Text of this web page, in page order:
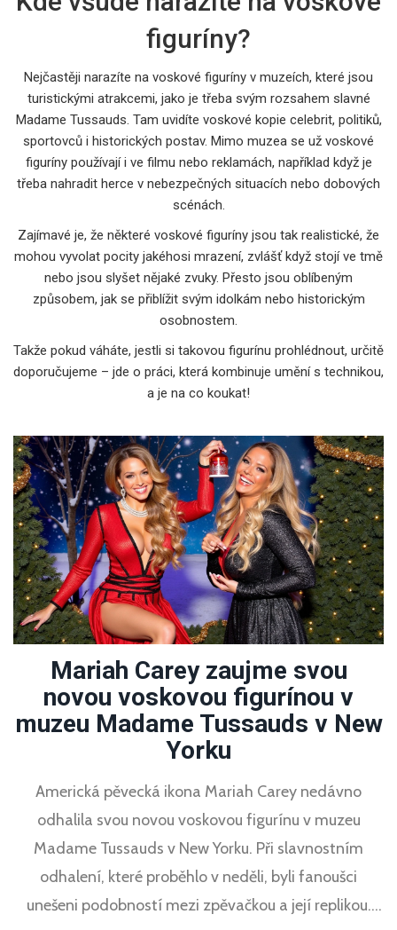
figuríny?
Nejčastěji narazíte na voskové figuríny v muzeích, které jsou
turistickými atrakcemi, jako je třeba svým rozsahem slavné
Madame Tussauds. Tam uvidíte voskové kopie celebrit, politiků,
sportovců i historických postav. Mimo muzea se už voskové
figuríny používají i ve filmu nebo reklamách, například když je
třeba nahradit herce v nebezpečných situacích nebo dobových
scénách.
Zajímavé je, že některé voskové figuríny jsou tak realistické, že
mohou vyvolat pocity jakéhosi mrazení, zvlášť když stojí ve tmě
nebo jsou slyšet nějaké zvuky. Přesto jsou oblíbeným
způsobem, jak se přiblížit svým idolkám nebo historickým
osobnostem.
Takže pokud váháte, jestli si takovou figurínu prohlédnout, určitě
doporučujeme – jde o práci, která kombinuje umění s technikou,
a je na co koukat!
Mariah Carey zaujme svou
novou voskovou figurínou v
muzeu Madame Tussauds v New
Yorku
Americká pěvecká ikona Mariah Carey nedávno
odhalila svou novou voskovou figurínu v muzeu
Madame Tussauds v New Yorku. Při slavnostním
odhalení, které proběhlo v neděli, byli fanoušci
unešeni podobností mezi zpěvačkou a její replikou.